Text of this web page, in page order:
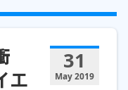
31
May 2019
エ